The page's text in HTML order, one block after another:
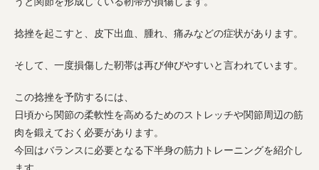
捻挫を起こすと、皮下出血、腫れ、痛みなどの症状があります。
そして、一度損傷した靭帯は再び伸びやすいと言われています。
この捻挫を予防するには、
日頃から関節の柔軟性を高めるためのストレッチや関節周辺の筋
肉を鍛えておく必要があります。
今回はバランスに必要となる下半身の筋力トレーニングを紹介し